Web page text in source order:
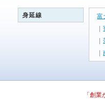
身延線 富
|
|
|
「創